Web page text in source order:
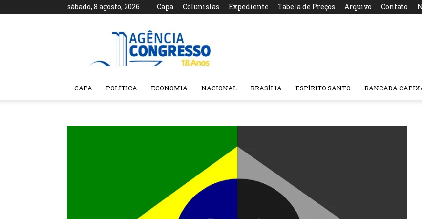
sábado, 8 agosto, 2026 Capa Colunistas Expediente Tabela de Preços Arquivo Contato
Agência
CAPA POLÍTICA ECONOMIA NACIONAL BRASÍLIA ESPÍRITO SANTO BANCADA